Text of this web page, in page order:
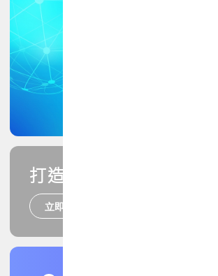
打造您的PCB專業技能
立即報名